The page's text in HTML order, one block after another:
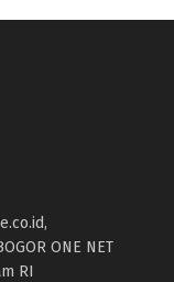
ONE NET
RI